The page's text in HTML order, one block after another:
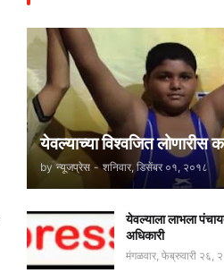
येवल्याच्या विश्वजित लोणारीस
by न्यूजप्रेस - शनिवार, डिसेंबर ०१, २०१८
येवल्याला लाभला
अधिकारी
मंगळवार, फेब्रुवारी २६,